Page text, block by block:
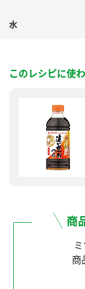
水
このレシピに使
商